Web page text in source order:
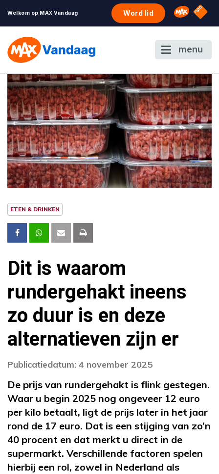
Welkom op MAX Vandaag Word lid Omroep
NPO
menu
ETEN & DRINKEN
Dit is waarom
rundergehakt ineens
zo duur is en deze
alternatieven zijn er
Publicatiedatum: 4 november 2025
De prijs van rundergehakt is flink gestegen.
Waar u begin 2025 nog ongeveer 12 euro
per kilo betaalt, ligt de prijs later in het jaar
rond de 17 euro. Dat is een stijging van zo’n
40 procent en dat merkt u direct in de
supermarkt. Verschillende factoren spelen
hierbij een rol, zowel in Nederland als